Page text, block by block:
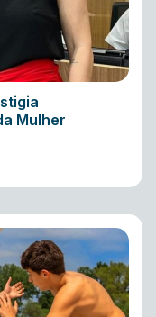
Mulher